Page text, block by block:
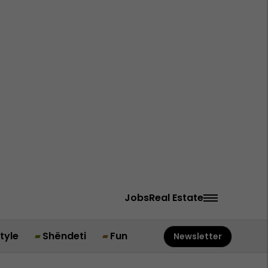
JobsReal Estate
Shëndeti Fun Newsletter